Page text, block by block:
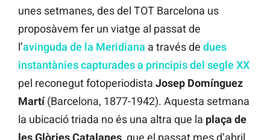
unes setmanes, des del TOT Barcelona us
proposàvem fer un viatge al passat de
l’avinguda de la Meridiana a través de dues
instantànies capturades a principis del segle XX
pel reconegut fotoperiodista Josep Domínguez
Martí(Barcelona, 1877-1942). Aquesta setmana
la ubicació triada no és una altra que la plaça de
les Glòries Catalanes, que el passat mes d’abril